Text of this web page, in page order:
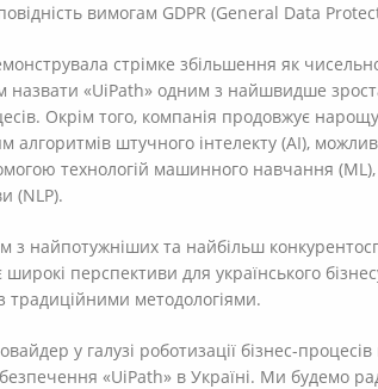
вимогам GDPR (General Data
стрімке збільшення як
назвати «UiPath» одним з найшвидше
Окрім того, компанія продовжує
алгоритмів штучного інтелекту (AI),
технологій машинного навчання
(NLP).
найпотужніших та найбільш
перспективи для українського
традиційними методологіями.
у галузі роботизації бізнес-
«UiPath» в Україні. Ми будемо